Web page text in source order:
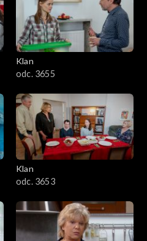
Klan
odc. 3655
Klan
odc. 3653